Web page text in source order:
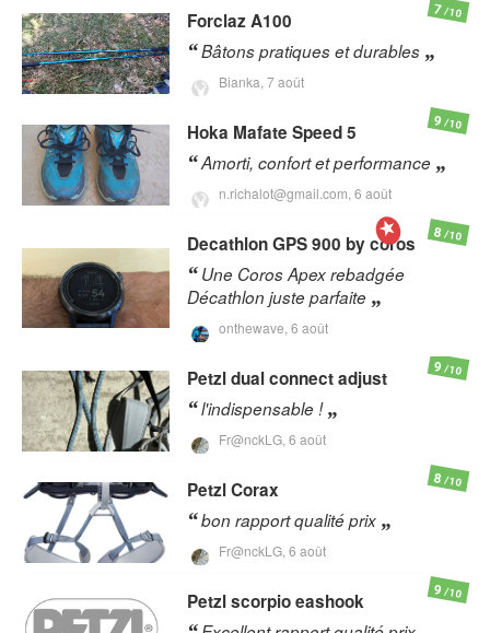
ForclazA100
Bâtons pratiques et durables
Bianka, 7 août
7/10
Hoka Mafate Speed 5
Amorti, confort et performance
n.richalot@gmail.com, 6 août
9/10
DecathlonGPS 900 by coros
Une Coros Apex rebadgée
Décathlon juste parfaite
onthewave, 6 août
8/10
Petzldual connect adjust
l'indispensable !
Fr@nckLG, 6 août
9/10
PetzlCorax
bon rapport qualité prix
Fr@nckLG, 6 août
8/10
Petzlscorpio eashook 9/10